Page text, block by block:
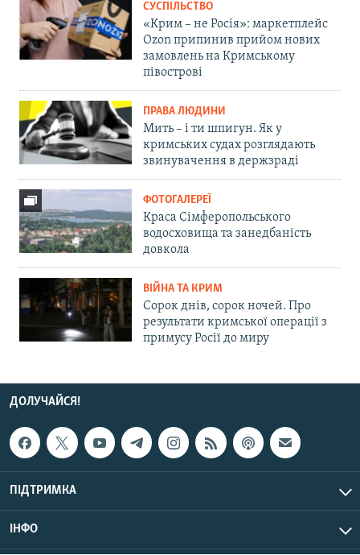
СУСПІЛЬСТВО
«Крим – не Росія»: маркетплейс
Ozon припинив прийом нових
замовлень на Кримському
півострові
ПРАВА ЛЮДИНИ
Мить – і ти шпигун. Як у
кримських судах розглядають
звинувачення в держзраді
ФОТОГАЛЕРЕЇ
Краса Сімферопольського
водосховища та занедбаність
довкола
ВІЙНА ТА КРИМ
Сорок днів, сорок ночей. Про
результати кримської операції з
примусу Росії до миру
ДОЛУЧАЙСЯ!
ПІДТРИМКА
ІНФО